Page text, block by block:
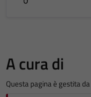
A cura di
Questa pagina è gestita da